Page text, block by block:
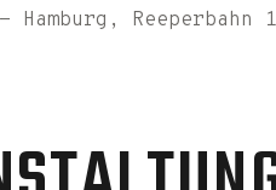
Hamburg, Reeperbahn